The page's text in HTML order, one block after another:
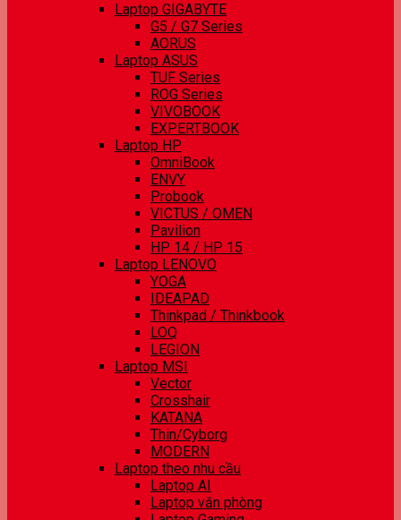
Laptop GIGABYTE
G5 / G7 Series
AORUS
Laptop ASUS
TUF Series
ROG Series
VIVOBOOK
EXPERTBOOK
Laptop HP
OmniBook
ENVY
Probook
VICTUS / OMEN
Pavilion
HP 14 / HP 15
Laptop LENOVO
YOGA
IDEAPAD
Thinkpad / Thinkbook
LOQ
LEGION
Laptop MSI
Vector
Crosshair
KATANA
Thin/Cyborg
MODERN
Laptop theo nhu cầu
Laptop AI
Laptop văn phòng